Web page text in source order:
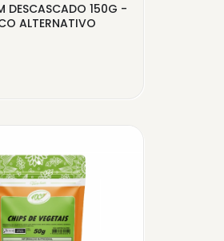
DESCASCADO 150G -
ALTERNATIVO